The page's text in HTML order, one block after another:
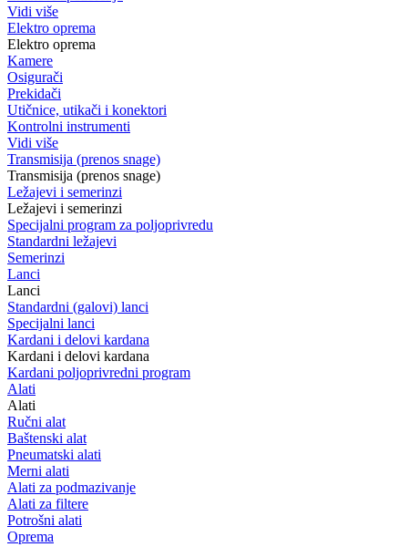
Vidi više
Elektro oprema
Elektro oprema
Kamere
Osigurači
Prekidači
Utičnice, utikači i konektori
Kontrolni instrumenti
Vidi više
Transmisija (prenos snage)
Transmisija (prenos snage)
Ležajevi i semerinzi
Ležajevi i semerinzi
Specijalni program za poljoprivredu
Standardni ležajevi
Semerinzi
Lanci
Lanci
Standardni (galovi) lanci
Specijalni lanci
Kardani i delovi kardana
Kardani i delovi kardana
Kardani poljoprivredni program
Alati
Alati
Ručni alat
Baštenski alat
Pneumatski alati
Merni alati
Alati za podmazivanje
Alati za filtere
Potrošni alati
Oprema